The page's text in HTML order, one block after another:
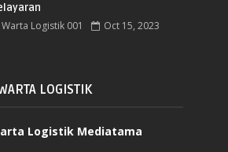
Warta Logistik 001 Oct 15, 2023
LOGISTIK
Logistik Mediatama